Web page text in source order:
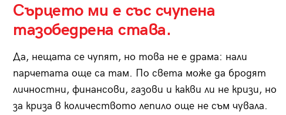
Сърцето ми е със счупена
тазобедрена става.
Да, нещата се чупят, но това не е драма: нали
парчетата още са там. По света може да бродят
личностни, финансови, газови и какви ли не кризи, но
за криза в количеството лепило още не съм чувала.